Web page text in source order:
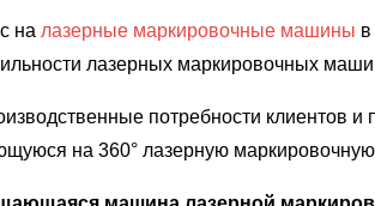
на лазерные маркировочные машины
лазерных маркировочных
потребности клиентов
на 360° лазерную